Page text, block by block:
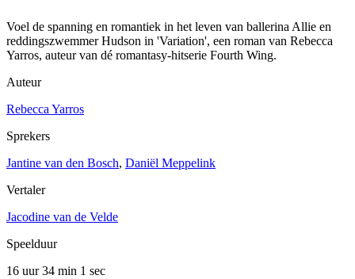
Voel de spanning en romantiek in het leven van ballerina Allie en
reddingszwemmer Hudson in 'Variation', een roman van Rebecca
Yarros, auteur van dé romantasy-hitserie Fourth Wing.
Auteur
Rebecca Yarros
Sprekers
Jantine van den Bosch, Daniël Meppelink
Vertaler
Jacodine van de Velde
Speelduur
16 uur 34 min 1 sec